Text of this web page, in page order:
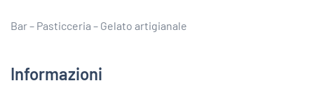
Bar – Pasticceria – Gelato artigianale
Informazioni